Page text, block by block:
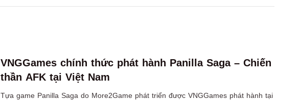
VNGGames chính thức phát hành Panilla Saga – Chiến
thần AFK tại Việt Nam
Tựa game Panilla Saga do More2Game phát triển được VNGGames phát hành tại